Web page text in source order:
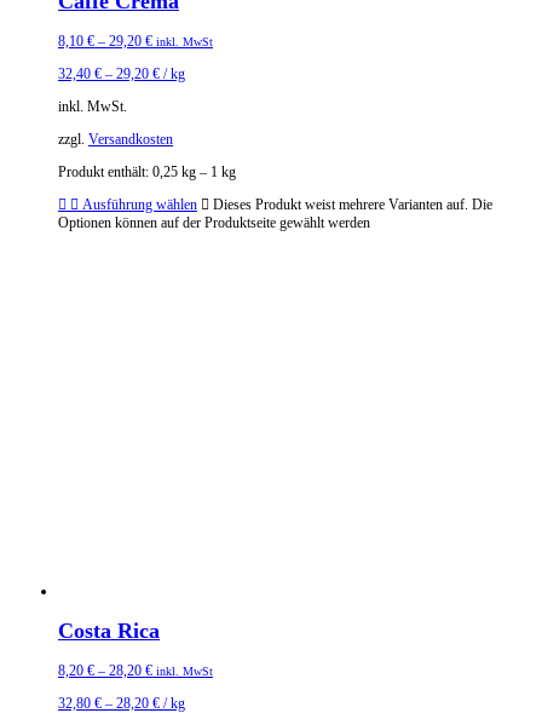
8,10 € – 29,20 € inkl. MwSt
32,40 € – 29,20 € /kg
inkl. MwSt.
zzgl. Versandkosten
Produkt enthält: 0,25 kg – 1 kg
Ausführung wählen
Dieses Produkt weist mehrere Varianten auf. Die
Optionen können auf der Produktseite gewählt werden
Costa Rica
8,20 € – 28,20 € inkl. MwSt
32,80 € – 28,20 € /kg